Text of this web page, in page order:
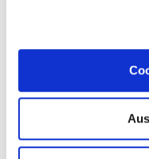
Intuition, Wachstum
Diese Kooperation
moderne und zugleich